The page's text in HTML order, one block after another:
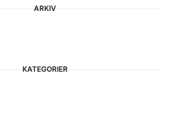
ARKIV
KATEGORIER